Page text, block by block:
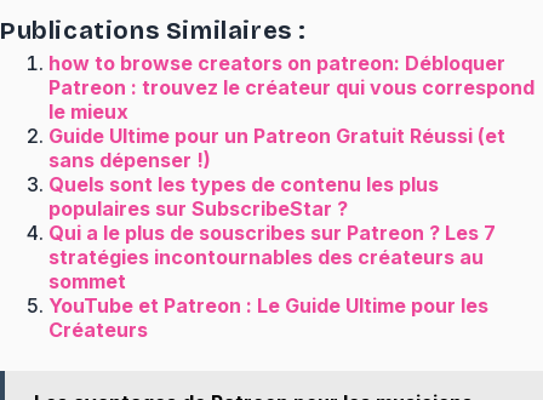
Publications Similaires :
how to browse creators on patreon: Débloquer
Patreon : trouvez le créateur qui vous correspond
le mieux
Guide Ultime pour un Patreon Gratuit Réussi (et
sans dépenser !)
Quels sont les types de contenu les plus
populaires sur SubscribeStar ?
Qui a le plus de souscribes sur Patreon ? Les 7
stratégies incontournables des créateurs au
sommet
YouTube et Patreon : Le Guide Ultime pour les
Créateurs